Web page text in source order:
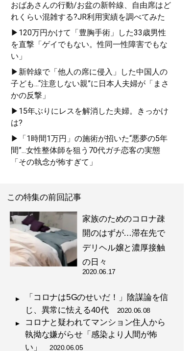
おばあさんの行動/お盆の新幹線、自由席はど
れくらい混雑する?JR利用実績を調べてみた
▶120万円かけて「豊胸手術」した33歳男性
を直撃「ゲイでもない。性同一性障害でもな
い」
▶新幹線で「他人の席に侵入」した中国人の
子ども...“注意しない親”に日本人夫婦が「まさ
かの反撃」
▶15年ぶりにレスを解消した夫婦。きっかけ
は?
▶「1時間1万円」の施術が招いた“悪夢の5年
間”...女性整体師を狙う70代ガチ恋客の実態
「その執念が怖すぎて」
この特集の前回記事
家族のためのコロナ疎
開のはずが…滞在先で
デリヘル嬢と濃厚接触
の日々
2020.06.17
「コロナは5Gのせいだ！」陰謀論を信
じ、異常に怯える40代 2020.06.08
コロナと疑われてマンション住人から
執拗な嫌がらせ「感染より人間が怖
い」
2020.06.05